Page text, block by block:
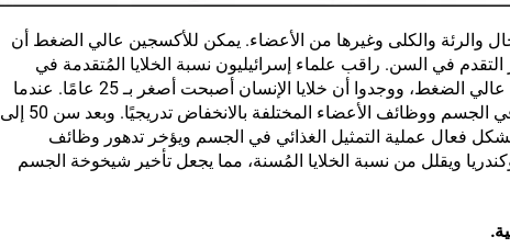
والرئة والكلى وغيرها من الأعضاء. يمكن للأكسجين عالي الضغط أن
في السن. راقب علماء إسرائيليون نسبة الخلايا المُتقدمة في
السن وطول التيلوميرات من خلال 60 جلسة علاج بالأكسجين عالي الضغط، ووجدوا أن خلايا الإنسان أصبحت أصغر بـ 25 عامًا. عندما
يصل الإنسان إلى حوالي 40 عامًا، تبدأ عملية التمثيل الغذائي في الجسم ووظائف الأعضاء المختلفة بالانخفاض تدريجيًا. وبعد سن 50 إلى
فعال عملية التمثيل الغذائي في الجسم ويؤخر تدهور وظائف
ويقلل من نسبة الخلايا المُسنة، مما يجعل تأخير شيخوخة الجسم